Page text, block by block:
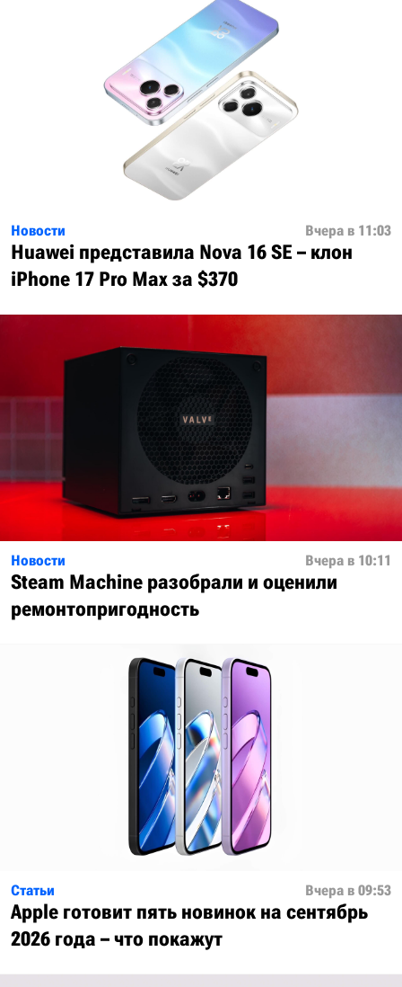
Новости Вчера в 11:03
Huawei представила Nova 16 SE – клон
iPhone 17 Pro Max за $370
Новости Вчера в 10:11
Steam Machine разобрали и оценили
ремонтопригодность
Статьи Вчера в 09:53
Apple готовит пять новинок на сентябрь
2026 года – что покажут